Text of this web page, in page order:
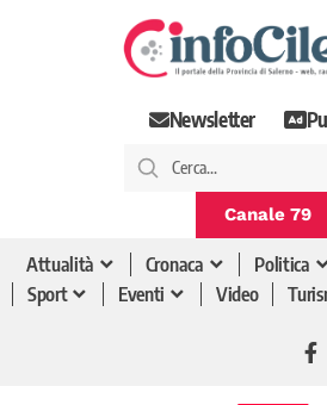
Newsletter
Canale 79
Attualità Cronaca Politica
Sport
Eventi Video